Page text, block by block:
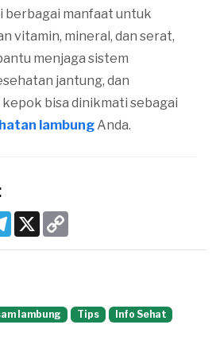
berbagai manfaat untuk
vitamin, mineral, dan serat,
menjaga sistem
jantung, dan
bisa dinikmati sebagai
lambungAnda.
Telegram
X
lambung Tips
Info Sehat